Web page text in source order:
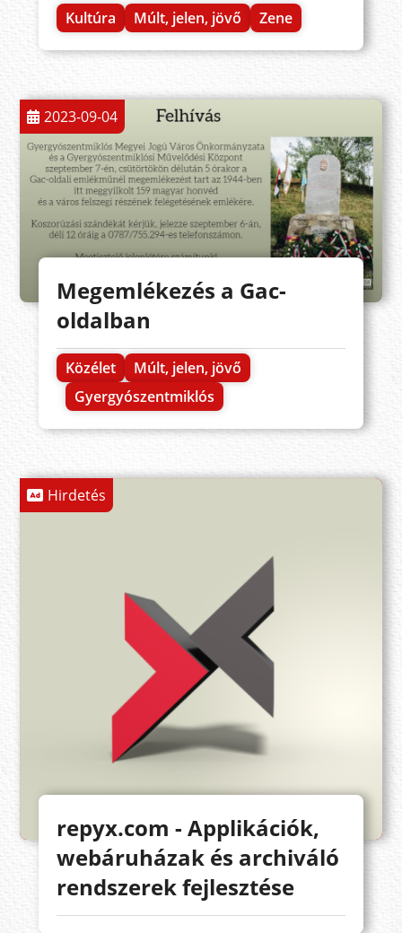
Kultúra Múlt, jelen, jövő Zene
2023-09-04
Megemlékezés a Gac-
oldalban
Közélet
Múlt, jelen, jövő
Gyergyószentmiklós
Hirdetés
repyx.com - Applikációk,
webáruházak és archiváló
rendszerek fejlesztése